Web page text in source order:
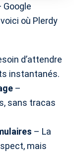
Google
où Plerdy
d’attendre
instantanés.
–
sans tracas
– La
mais